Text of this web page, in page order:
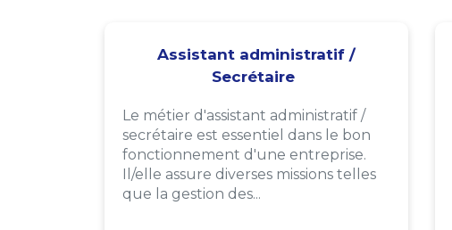
Assistant administratif /
Secrétaire
Le métier d'assistant administratif /
secrétaire est essentiel dans le bon
fonctionnement d'une entreprise.
Il/elle assure diverses missions telles
que la gestion des...